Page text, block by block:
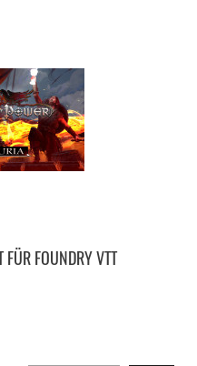
FÜR FOUNDRY VTT